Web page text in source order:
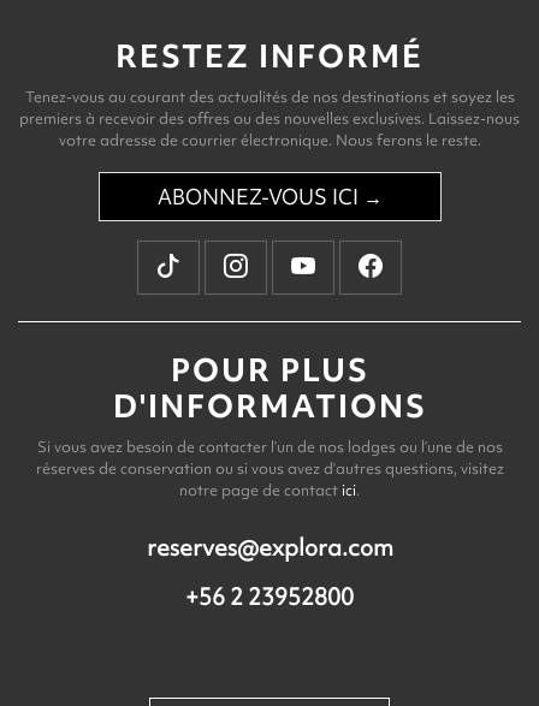
RESTEZ INFORMÉ
Tenez-vous au courant des actualités de nos destinations et soyez les
premiers à recevoir des offres ou des nouvelles exclusives. Laissez-nous
votre adresse de courrier électronique. Nous ferons le reste.
ABONNEZ-VOUS ICI →
POUR PLUS
D'INFORMATIONS
Si vous avez besoin de contacter l’un de nos lodges ou l’une de nos
réserves de conservation ou si vous avez d’autres questions, visitez
notre page de contact ici.
reserves@explora.com
+56 2 23952800